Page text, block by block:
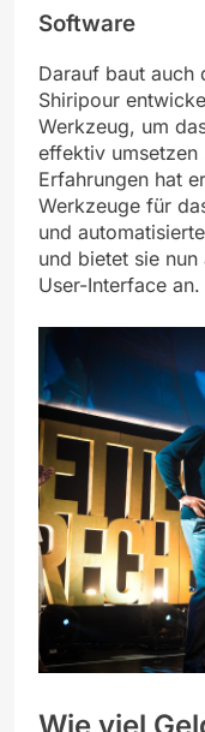
Software
Darauf baut auch
Shiripour
Werkzeug, um
effektiv umsetzen
Erfahrungen hat
Werkzeuge für
und
und bietet sie
User-Interface an.